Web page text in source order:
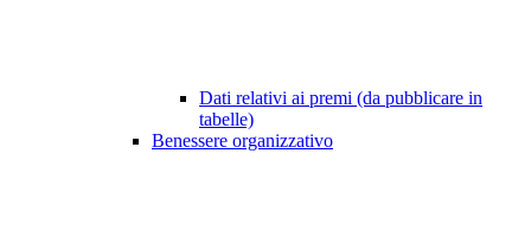
Dati relativi ai premi (da pubblicare in
tabelle)
Benessere organizzativo